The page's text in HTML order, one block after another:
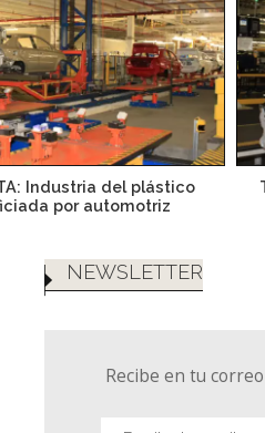
Industria del plástico
por automotriz
NEWSLETTER
Recibe en tu